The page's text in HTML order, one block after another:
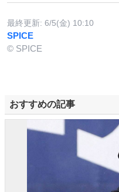
最終更新: 6/5(金) 10:10
SPICE
© SPICE
おすすめの記事